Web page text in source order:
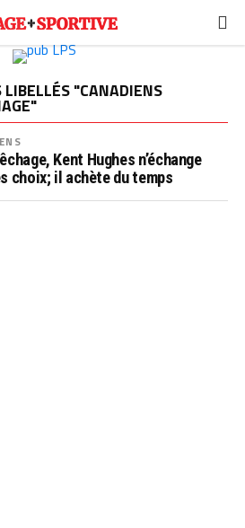
"CANADIENS
Kent Hughes n’échange
choix; il achète du temps